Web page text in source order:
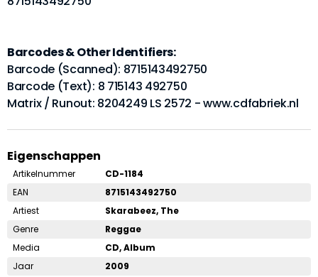
Barcodes & Other Identifiers:
Barcode (Scanned): 8715143492750
Barcode (Text): 8 715143 492750
Matrix / Runout: 8204249 LS 2572 - www.cdfabriek.nl
Eigenschappen
Artikelnummer
CD-1184
EAN
8715143492750
Artiest
Skarabeez, The
Genre
Reggae
Media
CD, Album
Jaar
2009